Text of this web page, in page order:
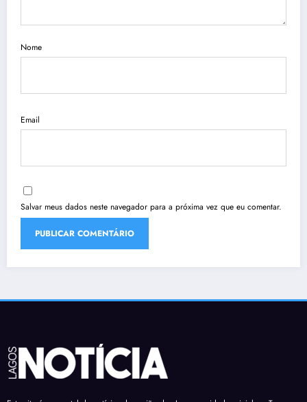
Nome
Email
Salvar meus dados neste navegador para a próxima vez que eu comentar.